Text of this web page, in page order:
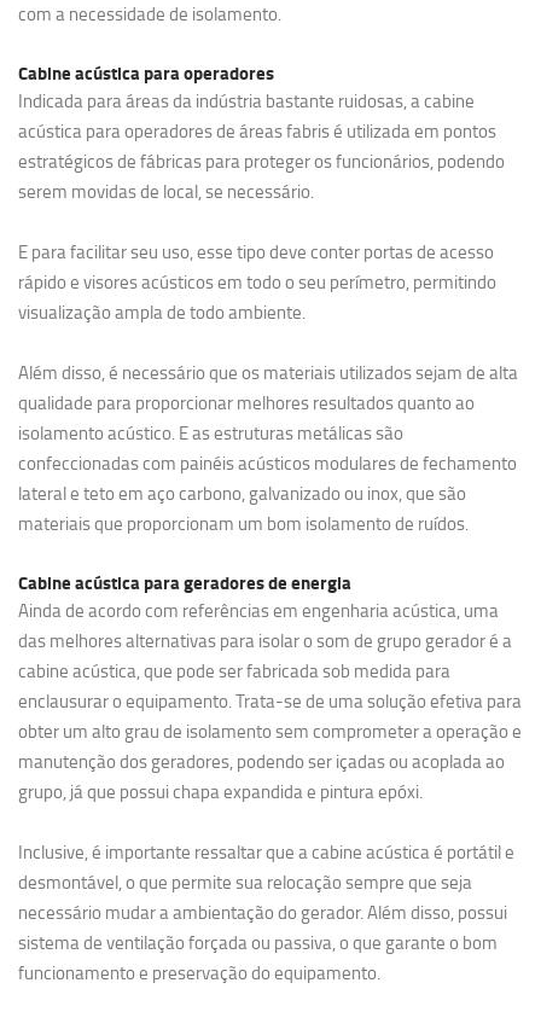
com a necessidade de isolamento.
Cabine acústica para operadores
Indicada para áreas da indústria bastante ruidosas, a cabine
acústica para operadores de áreas fabris é utilizada em pontos
estratégicos de fábricas para proteger os funcionários, podendo
serem movidas de local, se necessário.
E para facilitar seu uso, esse tipo deve conter portas de acesso
rápido e visores acústicos em todo o seu perímetro, permitindo
visualização ampla de todo ambiente.
Além disso, é necessário que os materiais utilizados sejam de alta
qualidade para proporcionar melhores resultados quanto ao
isolamento acústico. E as estruturas metálicas são
confeccionadas com painéis acústicos modulares de fechamento
lateral e teto em aço carbono, galvanizado ou inox, que são
materiais que proporcionam um bom isolamento de ruídos.
Cabine acústica para geradores de energia
Ainda de acordo com referências em engenharia acústica, uma
das melhores alternativas para isolar o som de grupo gerador é a
cabine acústica, que pode ser fabricada sob medida para
enclausurar o equipamento. Trata-se de uma solução efetiva para
obter um alto grau de isolamento sem comprometer a operação e
manutenção dos geradores, podendo ser içadas ou acoplada ao
grupo, já que possui chapa expandida e pintura epóxi.
Inclusive, é importante ressaltar que a cabine acústica é portátil e
desmontável, o que permite sua relocação sempre que seja
necessário mudar a ambientação do gerador. Além disso, possui
sistema de ventilação forçada ou passiva, o que garante o bom
funcionamento e preservação do equipamento.